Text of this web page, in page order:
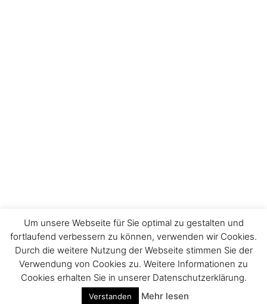
Impressum
Um unsere Webseite für Sie optimal zu gestalten und
fortlaufend verbessern zu können, verwenden wir Cookies.
Durch die weitere Nutzung der Webseite stimmen Sie der
Verwendung von Cookies zu. Weitere Informationen zu
Cookies erhalten Sie in unserer Datenschutzerklärung.
Verstanden Mehr lesen